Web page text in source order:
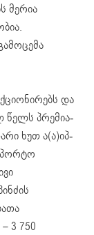
მერია
და
წელს პრემია-
ხუთ ა(ა)იპ-
3 750